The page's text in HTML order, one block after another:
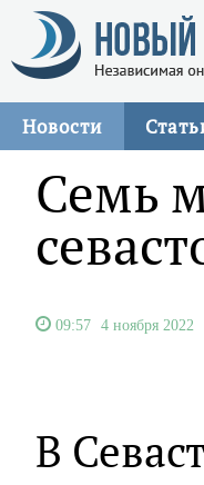
Новости
Семь
09:57 4 ноября 2022
В